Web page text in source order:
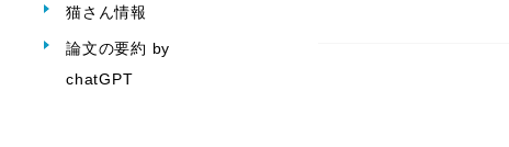
猫さん情報
論文の要約 by
chatGPT